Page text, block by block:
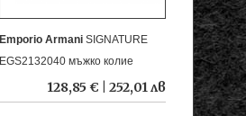
Emporio ArmaniSIGNATURE
EGS2132040 мъжко колие
128,85 € | 252,01 лв